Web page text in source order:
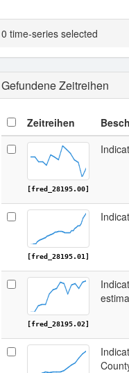
0 time-series selected
Gefundene Zeitreihen
Zeitreihen
[fred_28195.00]
[fred_28195.01]
[fred_28195.02]